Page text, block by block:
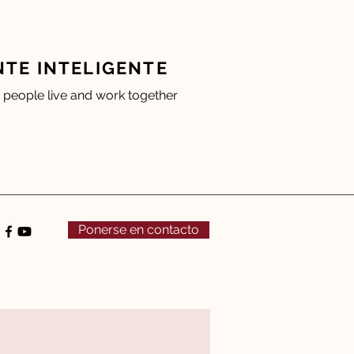
INTELIGENTE
live and work together
Ponerse en contacto